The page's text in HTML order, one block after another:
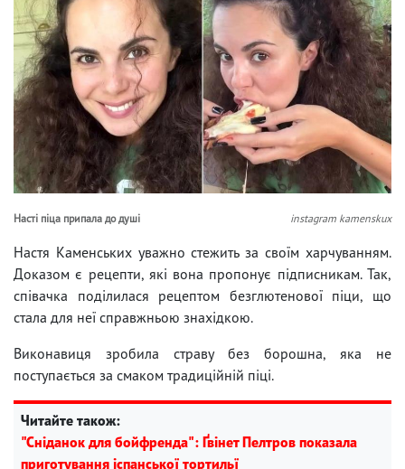
Насті піца припала до душі instagram kamenskux
Настя Каменських уважно стежить за своїм харчуванням.
Доказом є рецепти, які вона пропонує підписникам. Так,
співачка поділилася рецептом безглютенової піци, що
стала для неї справжньою знахідкою.
Виконавиця зробила страву без борошна, яка не
поступається за смаком традиційній піці.
Читайте також:
"Сніданок для бойфренда": Ґвінет Пелтров показала
приготування іспанської тортильї